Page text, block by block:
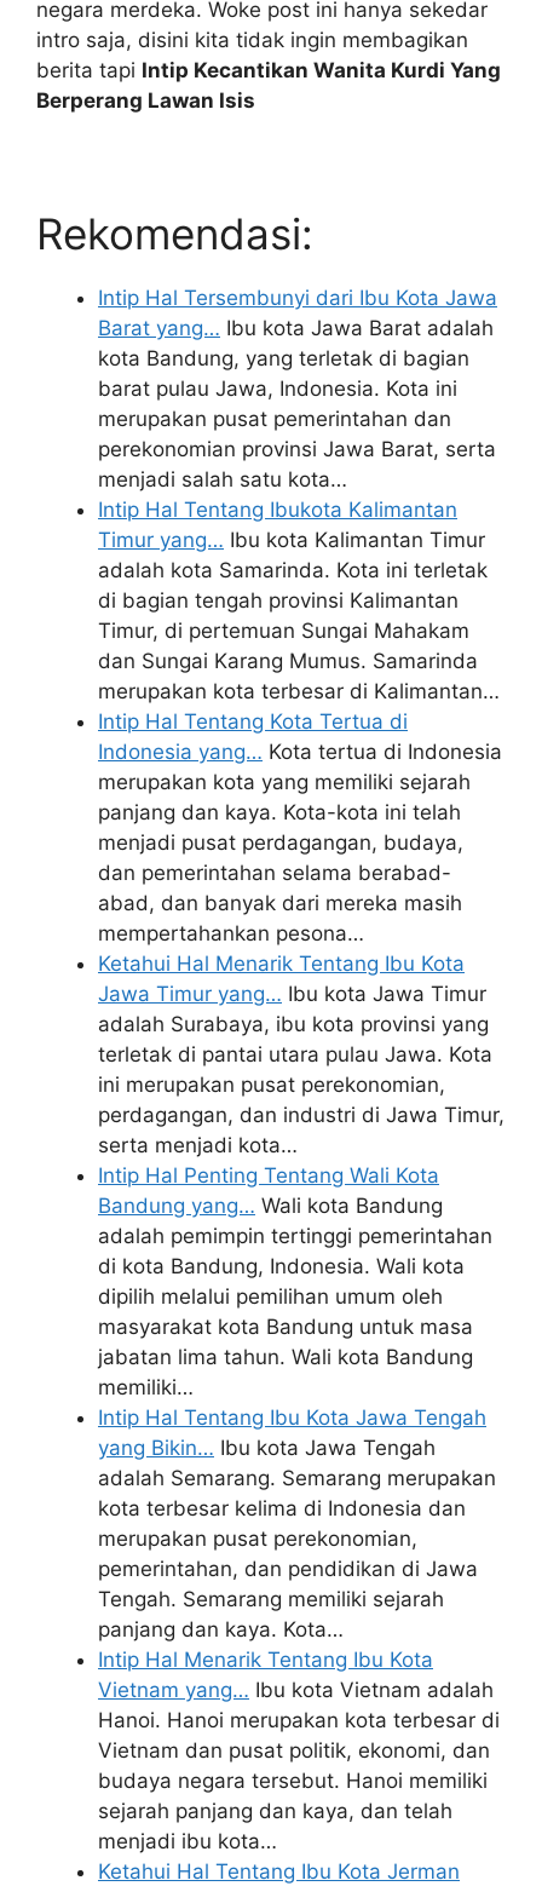
negara merdeka. Woke post ini hanya sekedar
intro saja, disini kita tidak ingin membagikan
berita tapi Intip Kecantikan Wanita Kurdi Yang
Berperang Lawan Isis
Rekomendasi:
Intip Hal Tersembunyi dari Ibu Kota Jawa
Barat yang… Ibu kota Jawa Barat adalah
kota Bandung, yang terletak di bagian
barat pulau Jawa, Indonesia. Kota ini
merupakan pusat pemerintahan dan
perekonomian provinsi Jawa Barat, serta
menjadi salah satu kota…
Intip Hal Tentang Ibukota Kalimantan
Timur yang… Ibu kota Kalimantan Timur
adalah kota Samarinda. Kota ini terletak
di bagian tengah provinsi Kalimantan
Timur, di pertemuan Sungai Mahakam
dan Sungai Karang Mumus. Samarinda
merupakan kota terbesar di Kalimantan…
Intip Hal Tentang Kota Tertua di
Indonesia yang… Kota tertua di Indonesia
merupakan kota yang memiliki sejarah
panjang dan kaya. Kota-kota ini telah
menjadi pusat perdagangan, budaya,
dan pemerintahan selama berabad-
abad, dan banyak dari mereka masih
mempertahankan pesona…
Ketahui Hal Menarik Tentang Ibu Kota
Jawa Timur yang… Ibu kota Jawa Timur
adalah Surabaya, ibu kota provinsi yang
terletak di pantai utara pulau Jawa. Kota
ini merupakan pusat perekonomian,
perdagangan, dan industri di Jawa Timur,
serta menjadi kota…
Intip Hal Penting Tentang Wali Kota
Bandung yang… Wali kota Bandung
adalah pemimpin tertinggi pemerintahan
di kota Bandung, Indonesia. Wali kota
dipilih melalui pemilihan umum oleh
masyarakat kota Bandung untuk masa
jabatan lima tahun. Wali kota Bandung
memiliki…
Intip Hal Tentang Ibu Kota Jawa Tengah
yang Bikin… Ibu kota Jawa Tengah
adalah Semarang. Semarang merupakan
kota terbesar kelima di Indonesia dan
merupakan pusat perekonomian,
pemerintahan, dan pendidikan di Jawa
Tengah. Semarang memiliki sejarah
panjang dan kaya. Kota…
Intip Hal Menarik Tentang Ibu Kota
Vietnam yang… Ibu kota Vietnam adalah
Hanoi. Hanoi merupakan kota terbesar di
Vietnam dan pusat politik, ekonomi, dan
budaya negara tersebut. Hanoi memiliki
sejarah panjang dan kaya, dan telah
menjadi ibu kota…
Ketahui Hal Tentang Ibu Kota Jerman